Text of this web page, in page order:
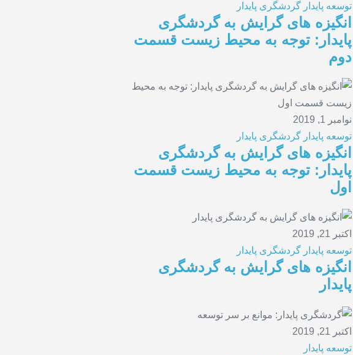
توسعه پایدار گردشگری پایدار
انگیزه های گرایش به گردشگری
پایدار: توجه به محیط زیست قسمت
دوم
نوامبر 1, 2019
توسعه پایدار گردشگری پایدار
انگیزه های گرایش به گردشگری
پایدار: توجه به محیط زیست قسمت
اول
اکتبر 21, 2019
توسعه پایدار گردشگری پایدار
انگیزه های گرایش به گردشگری
پایدار
اکتبر 21, 2019
توسعه پایدار